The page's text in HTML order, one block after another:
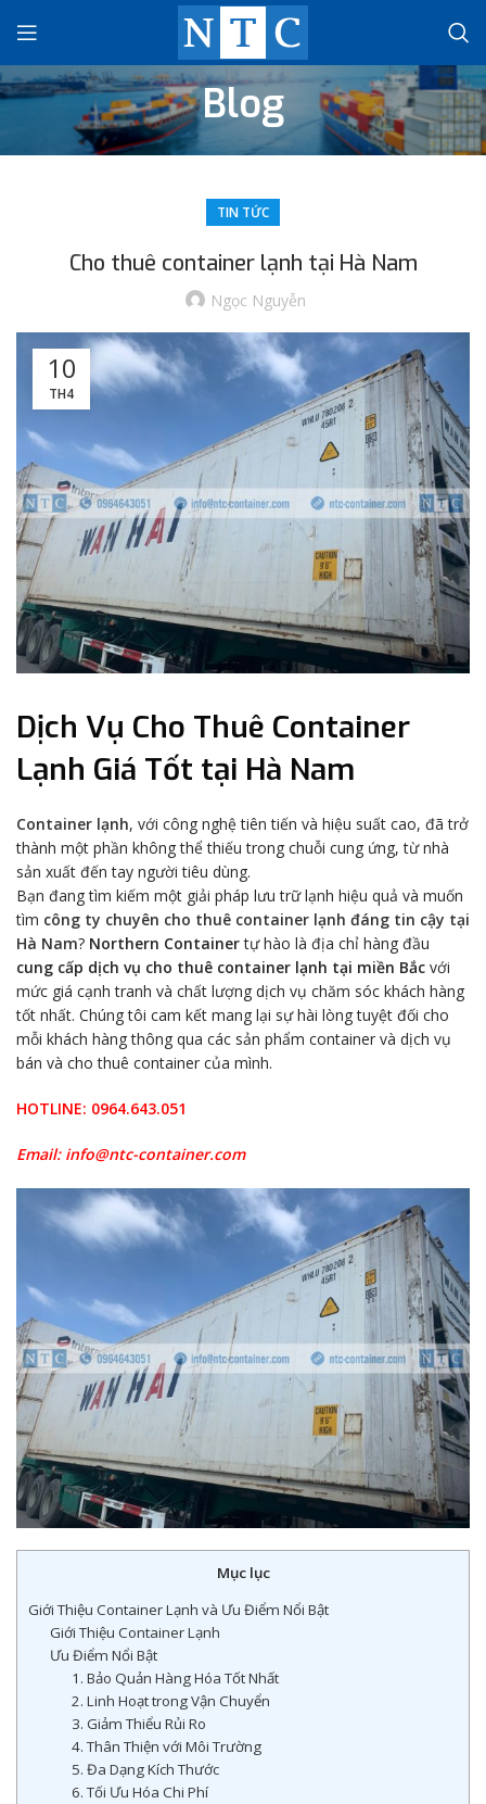
Blog
TIN TỨC
Cho thuê container lạnh tại Hà Nam
Ngọc Nguyễn
10
TH4
Dịch Vụ Cho Thuê Container
Lạnh Giá Tốt tại Hà Nam
Container lạnh, với công nghệ tiên tiến và hiệu suất cao, đã trở
thành một phần không thể thiếu trong chuỗi cung ứng, từ nhà
sản xuất đến tay người tiêu dùng.
Bạn đang tìm kiếm một giải pháp lưu trữ lạnh hiệu quả và muốn
tìm công ty chuyên cho thuê container lạnh đáng tin cậy tại
Hà Nam? Northern Containertự hào là địa chỉ hàng đầu
cung cấp dịch vụ cho thuê container lạnh tại miền Bắc với
mức giá cạnh tranh và chất lượng dịch vụ chăm sóc khách hàng
tốt nhất. Chúng tôi cam kết mang lại sự hài lòng tuyệt đối cho
mỗi khách hàng thông qua các sản phẩm container và dịch vụ
bán và cho thuê container của mình.
HOTLINE: 0964.643.051
Email: info@ntc-container.com
Mục lục
Giới Thiệu Container Lạnh và Ưu Điểm Nổi Bật
Giới Thiệu Container Lạnh
Ưu Điểm Nổi Bật
1. Bảo Quản Hàng Hóa Tốt Nhất
2. Linh Hoạt trong Vận Chuyển
3. Giảm Thiểu Rủi Ro
4. Thân Thiện với Môi Trường
5. Đa Dạng Kích Thước
6. Tối Ưu Hóa Chi Phí